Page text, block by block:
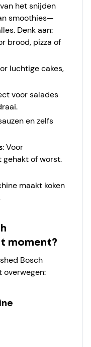
het snijden
smoothies—
Denk aan:
brood, pizza of
luchtige cakes,
voor salades
en zelfs
: Voor
gehakt of worst.
maakt koken
moment?
Bosch
overwegen: